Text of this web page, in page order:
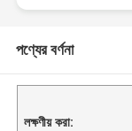
পণ্যের বর্ণনা
লক্ষণীয় করা: